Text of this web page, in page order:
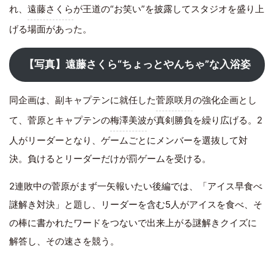
れ、 遠藤さくらが王道の“お笑い”を披露してスタジオを盛り上
げる場面があった。
【写真】遠藤さくら“ちょっとやんちゃ”な入浴姿
同企画は、副キャプテンに就任した菅原咲月の強化企画とし
て、菅原とキャプテンの梅澤美波が真剣勝負を繰り広げる。2
人がリーダーとなり、ゲームごとにメンバーを選抜して対
決。負けるとリーダーだけが罰ゲームを受ける。
2連敗中の菅原がまず一矢報いたい後編では、「アイス早食べ
謎解き対決」と題し、リーダーを含む5人がアイスを食べ、そ
の棒に書かれたワードをつないで出来上がる謎解きクイズに
解答し、その速さを競う。